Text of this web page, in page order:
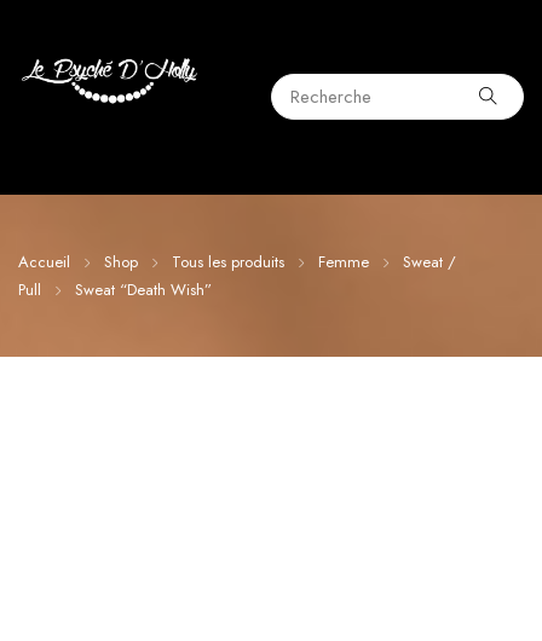
Accueil Shop Tous les produits Femme
Sweat /
Pull
Sweat “Death Wish”